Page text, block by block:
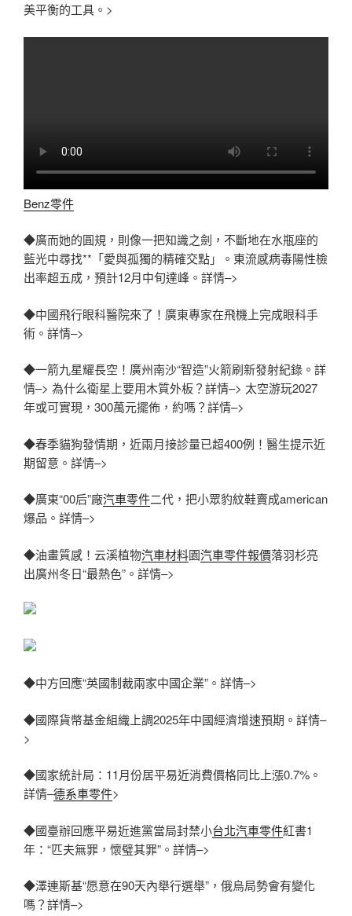
美平衡的工具。>
Benz零件
◆廣而她的圓規，則像一把知識之劍，不斷地在水瓶座的
藍光中尋找**「愛與孤獨的精確交點」。東流感病毒陽性檢
出率超五成，預計12月中旬達峰。詳情–>
◆中國飛行眼科醫院來了！廣東專家在飛機上完成眼科手
術。詳情–>
◆一箭九星耀長空！廣州南沙“智造”火箭刷新發射紀錄。詳
情–> 為什么衛星上要用木質外板？詳情–> 太空游玩2027
年或可實現，300萬元擺佈，約嗎？詳情–>
◆春季貓狗發情期，近兩月接診量已超400例！醫生提示近
期留意。詳情–>
◆廣東“00后”廠汽車零件二代，把小眾豹紋鞋賣成american
爆品。詳情–>
◆油畫質感！云溪植物汽車材料園汽車零件報價落羽杉亮
出廣州冬日“最熱色”。詳情–>
◆中方回應“英國制裁兩家中國企業”。詳情–>
◆國際貨幣基金組織上調2025年中國經濟增速預期。詳情–
>
◆國家統計局：11月份居平易近消費價格同比上漲0.7%。
詳情–德系車零件>
◆國臺辦回應平易近進黨當局封禁小台北汽車零件紅書1
年：“匹夫無罪，懷璧其罪”。詳情–>
◆澤連斯基“愿意在90天內舉行選舉”，俄烏局勢會有變化
嗎？詳情–>